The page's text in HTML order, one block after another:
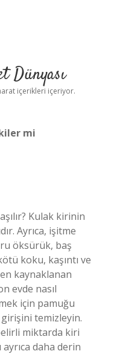
Dünyası
içerikleri içeriyor.
mi
Kulak kirinin
Ayrıca, işitme
öksürük, baş
koku, kaşıntı ve
kaynaklanan
evde nasıl
için pamuğu
temizleyin.
miktarda kiri
ayrıca daha derin